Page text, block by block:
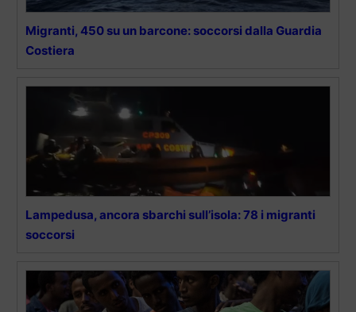
Migranti, 450 su un barcone: soccorsi dalla Guardia
Costiera
Lampedusa, ancora sbarchi sull’isola: 78 i migranti
soccorsi